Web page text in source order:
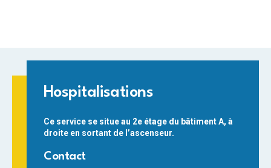
Hospitalisations
Ce service se situe au 2e étage du bâtiment A, à
droite en sortant de l’ascenseur.
Contact